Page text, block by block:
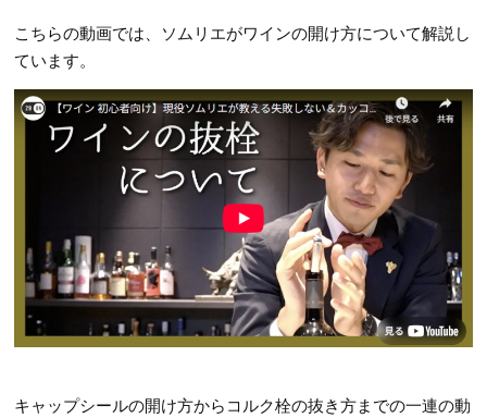
こちらの動画では、ソムリエがワインの開け方について解説し
ています。
キャップシールの開け方からコルク栓の抜き方までの一連の動